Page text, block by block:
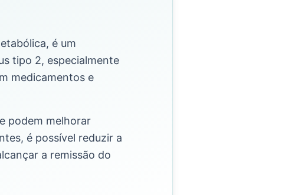
é um
tipo 2, especialmente
medicamentos e
podem melhorar
é possível reduzir a
a remissão do